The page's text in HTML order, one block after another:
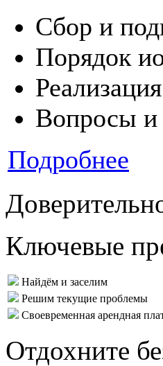
Сбор и
Порядок
Вопросы и
Подробнее
Ключевые
Найдём и заселим
Решим текущие проблемы
Своевременная арендная
Отдохните